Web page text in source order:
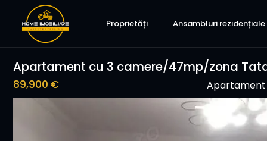
Proprietăți Ansambluri rezidențiale
Apartament cu 3 camere/47mp/zona
89,900 € Apartament